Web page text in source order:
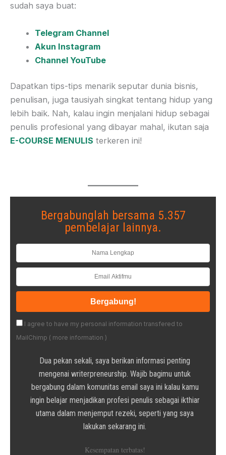
sudah saya buat:
Telegram Channel
Akun Instagram
Channel YouTube
Dapatkan tips-tips menarik seputar dunia bisnis,
penulisan, juga tausiyah singkat tentang hidup yang
lebih baik. Nah, kalau ingin menjalani hidup sebagai
penulis profesional yang dibayar mahal, ikutan saja
E-COURSE MENULIS terkeren ini!
Bergabunglah bersama 5.357
pembelajar lainnya.
I agree to have my personal information transfered to
MailChimp ( more information )
Dua pekan sekali, saya berikan informasi penting
mengenai writerpreneurship. Wajib bagimu untuk
bergabung dalam komunitas email saya ini kalau kamu
ingin belajar menjadikan profesi penulis sebagai ikthiar
utama dalam menjemput rezeki, seperti yang saya
lakukan sekarang ini.
Kesempatan terbatas!